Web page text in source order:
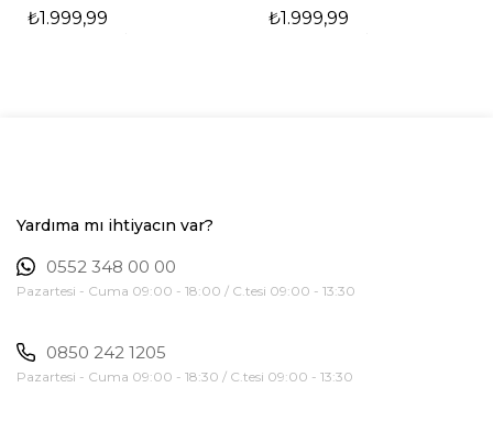
₺1.999,99 ₺1.999,99
Yardıma mı ihtiyacın var?
0552 348 00 00
Pazartesi - Cuma 09:00 - 18:00 / C.tesi 09:00 - 13:30
0850 242 1205
Pazartesi - Cuma 09:00 - 18:30 / C.tesi 09:00 - 13:30